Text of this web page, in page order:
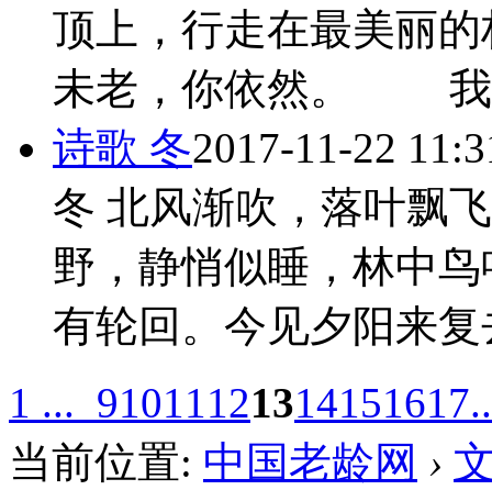
顶上，行走在最美丽
未老，你依然。 我
诗歌 冬2017-11-22
冬 北风渐吹，落叶飘
野，静悄似睡，林中
有轮回。今见夕阳来
1 ... 91011121314151617
当前位置: 中国老龄网 ›